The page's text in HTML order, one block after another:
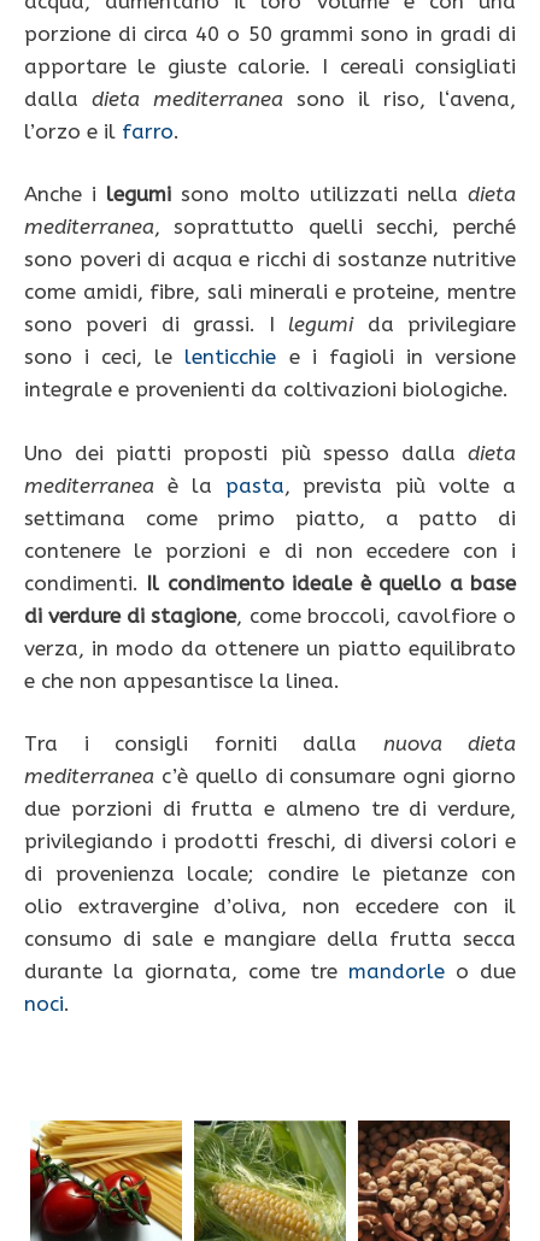
porzione di circa 40 o 50 grammi sono in gradi di
apportare le giuste calorie. I cereali consigliati
dalla dieta mediterranea sono il riso, l‘avena,
l’orzo e il farro.
Anche i legumi sono molto utilizzati nelladieta
mediterranea, soprattutto quelli secchi, perché
sono poveri di acqua e ricchi di sostanze nutritive
come amidi, fibre, sali minerali e proteine, mentre
sono poveri di grassi. I legumida privilegiare
sono i ceci, le lenticchie e i fagioli in versione
integrale e provenienti da coltivazioni biologiche.
Uno dei piatti proposti più spesso dalla dieta
mediterranea è la pasta, prevista più volte a
settimana come primo piatto, a patto di
contenere le porzioni e di non eccedere con i
condimenti. Il condimento ideale è quello a base
di verdure di stagione, come broccoli, cavolfiore o
verza, in modo da ottenere un piatto equilibrato
e che non appesantisce la linea.
Tra i consigli forniti dalla nuova dieta
mediterranea c’è quello di consumare ogni giorno
due porzioni di frutta e almeno tre di verdure,
privilegiando i prodotti freschi, di diversi colori e
di provenienza locale; condire le pietanze con
olio extravergine d’oliva, non eccedere con il
consumo di sale e mangiare della frutta secca
durante la giornata, come tre mandorle o due
noci.